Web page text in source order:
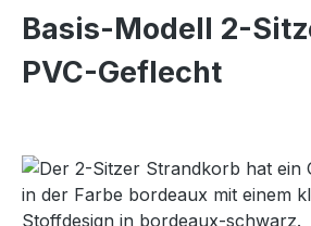
Basis-Modell 2-
PVC-Geflecht
Bildergalerie überspringen